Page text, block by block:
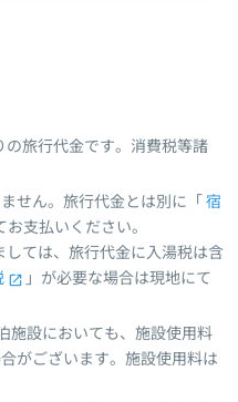
の旅行代金です。消費税等諸
せん。旅行代金とは別に「 宿
支払いください。
ては、旅行代金に入湯税は含
」が必要な場合は現地にて
施設においても、施設使用料
がございます。施設使用料は